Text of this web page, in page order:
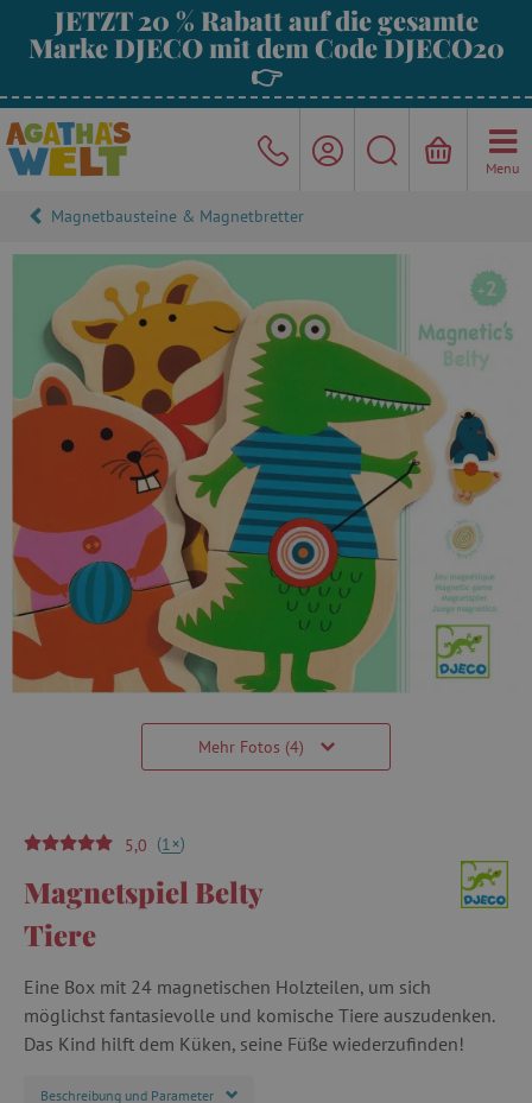
JETZT 20 % Rabatt auf die gesamte
Marke DJECO mit dem Code DJECO20
👉
Menu
Magnetbausteine & Magnetbretter
Mehr Fotos (4)
5,0 (1+)
Magnetspiel Belty
Tiere
Eine Box mit 24 magnetischen Holzteilen, um sich
möglichst fantasievolle und komische Tiere auszudenken.
Das Kind hilft dem Küken, seine Füße wiederzufinden!
Beschreibung und Parameter